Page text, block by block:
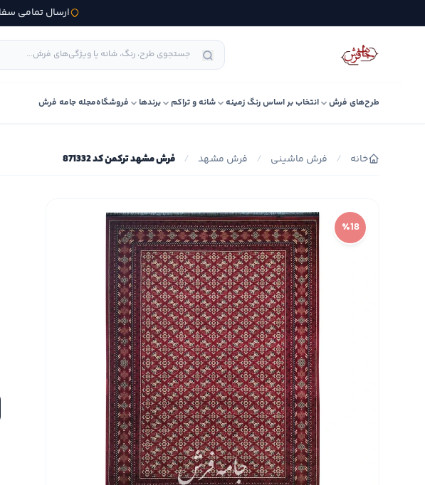
ارسال تمامی
طرح‌های فرش انتخاب بر اساس رنگ زمینه شانه و تراکم برندها فروشگاهمجله جامه فرش
خانه / فرش ماشینی / فرش مشهد / فرش مشهد ترکمن کد 871332
٪18